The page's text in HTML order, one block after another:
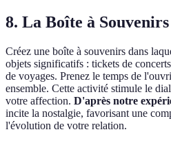
8. La Boîte à Souvenirs
Créez une boîte à souvenirs dans
objets significatifs : tickets de
de voyages. Prenez le temps de
ensemble. Cette activité stimule le
votre affection. D'après notre
incite la nostalgie, favorisant une
l'évolution de votre relation.